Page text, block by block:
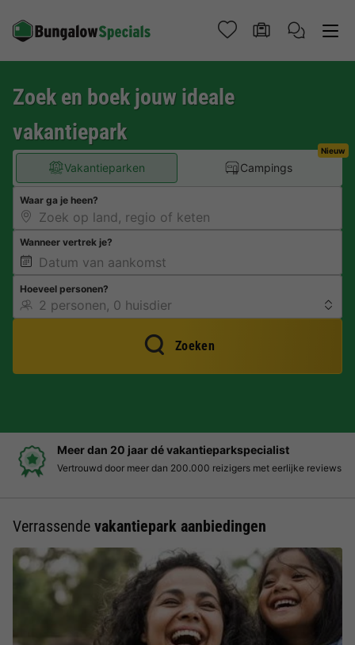
Zoek en boek jouw ideale
vakantiepark
Nieuw
Vakantieparken Campings
Waar ga je heen?
Wanneer vertrek je?
Hoeveel personen?
Zoeken
Meer dan 20 jaar dé vakantieparkspecialist
Vertrouwd door meer dan 200.000 reizigers met eerlijke reviews
Verrassende vakantiepark aanbiedingen